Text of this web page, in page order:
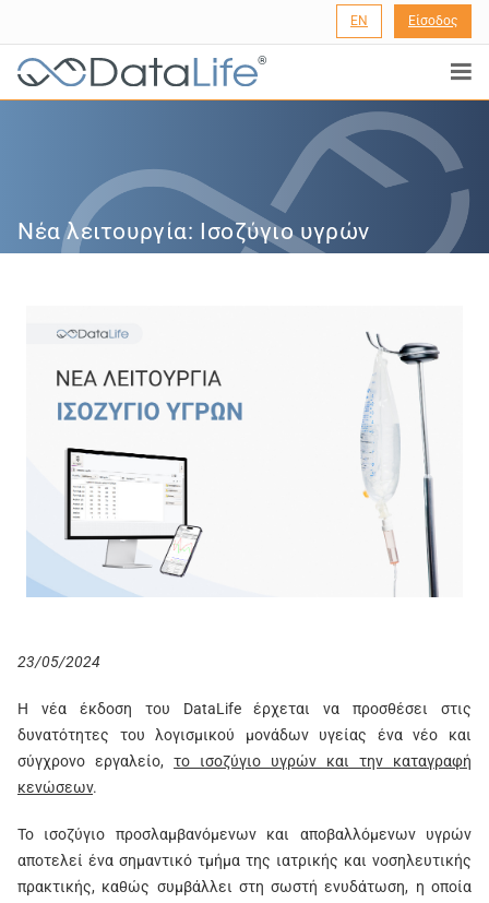
EN Είσοδος
®
Νέα λειτουργία: Ισοζύγιο υγρών
23/05/2024
Η νέα έκδοση του DataLife έρχεται να προσθέσει στις
δυνατότητες του λογισμικού μονάδων υγείας ένα νέο και
σύγχρονο εργαλείο, το ισοζύγιο υγρών και την καταγραφή
κενώσεων.
Το ισοζύγιο προσλαμβανόμενων και αποβαλλόμενων υγρών
αποτελεί ένα σημαντικό τμήμα της ιατρικής και νοσηλευτικής
πρακτικής, καθώς συμβάλλει στη σωστή ενυδάτωση, η οποία